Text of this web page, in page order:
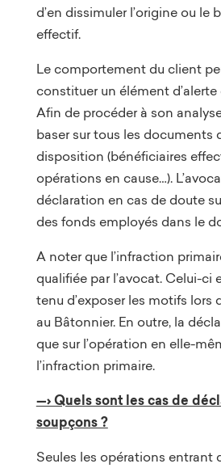
d’en dissimuler l’origine ou le
effectif.
Le comportement du client
constituer un élément d’alerte
Afin de procéder à son
baser sur tous les documents
disposition (bénéficiaires
opérations en cause…).
déclaration en cas de doute
des fonds employés dans le
A noter que l’infraction
qualifiée par l’avocat. Celui-ci
tenu d’exposer les motifs lors
au Bâtonnier. En outre, la
que sur l’opération en elle-
l’infraction primaire.
—› Quels sont les cas de
soupçons ?
Seules les opérations entrant